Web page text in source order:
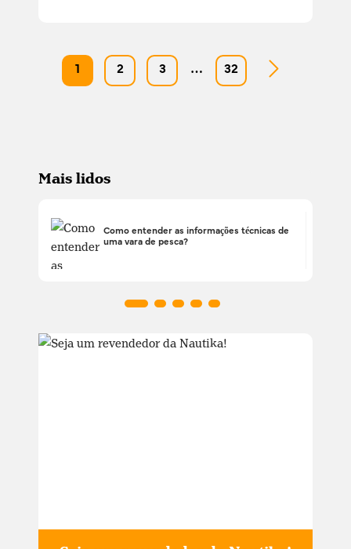
2 3 … 32
Mais lidos
Como entender as informações técnicas de
uma vara de pesca?